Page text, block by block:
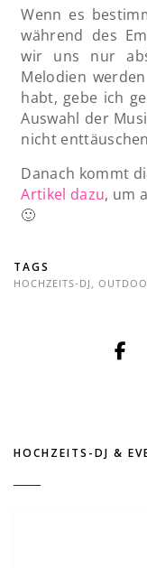
Wenn es
während des
wir uns nur
Melodien
habt, gebe ich
Auswahl der
nicht
Danach kommt
Artikel dazu, um
🙂
TAGS
HOCHZEITS-DJ
HOCHZEITS-DJ &